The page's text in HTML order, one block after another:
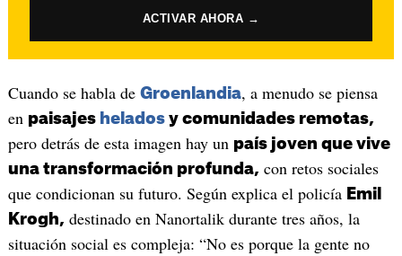
ACTIVAR AHORA →
Cuando se habla de Groenlandia, a menudo se piensa
en paisajes heladosy comunidades remotas,
pero detrás de esta imagen hay un país joven que vive
una transformación profunda, con retos sociales
que condicionan su futuro. Según explica el policía Emil
Krogh, destinado en Nanortalik durante tres años, la
situación social es compleja: “No es porque la gente no